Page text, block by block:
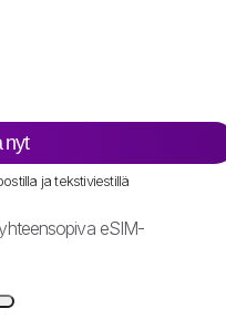
nyt
ja tekstiviestillä
eSIM-